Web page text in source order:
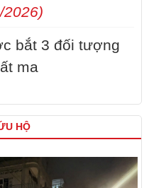
2026)
bắt 3 đối tượng
ma
HỘ